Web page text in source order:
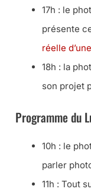
17h : le
présente
réelle
18h : la
son projet
Programme du
10h : le
parler
11h : Tout